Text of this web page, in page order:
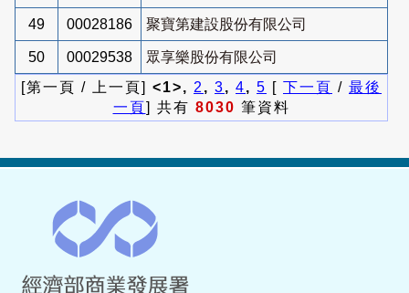
49 00028186 聚寶第建設股份有限公司
50 00029538
眾享樂股份有限公司
[第一頁 / 上一頁] <1>, 2 , 3, 4, 5 [ 下一頁 / 最後
一頁] 共有 8030 筆資料